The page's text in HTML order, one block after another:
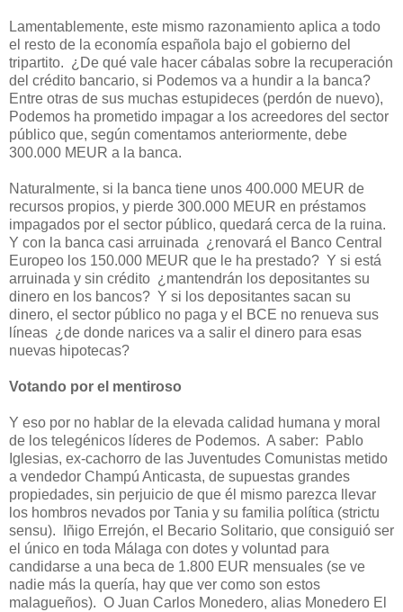
Lamentablemente, este mismo razonamiento aplica a todo
el resto de la economía española bajo el gobierno del
tripartito. ¿De qué vale hacer cábalas sobre la recuperación
del crédito bancario, si Podemos va a hundir a la banca?
Entre otras de sus muchas estupideces (perdón de nuevo),
Podemos ha prometido impagar a los acreedores del sector
público que, según comentamos anteriormente, debe
300.000 MEUR a la banca.
Naturalmente, si la banca tiene unos 400.000 MEUR de
recursos propios, y pierde 300.000 MEUR en préstamos
impagados por el sector público, quedará cerca de la ruina.
Y con la banca casi arruinada ¿renovará el Banco Central
Europeo los 150.000 MEUR que le ha prestado? Y si está
arruinada y sin crédito ¿mantendrán los depositantes su
dinero en los bancos? Y si los depositantes sacan su
dinero, el sector público no paga y el BCE no renueva sus
líneas ¿de donde narices va a salir el dinero para esas
nuevas hipotecas?
Votando por el mentiroso
Y eso por no hablar de la elevada calidad humana y moral
de los telegénicos líderes de Podemos. A saber: Pablo
Iglesias, ex-cachorro de las Juventudes Comunistas metido
a vendedor Champú Anticasta, de supuestas grandes
propiedades, sin perjuicio de que él mismo parezca llevar
los hombros nevados por Tania y su familia política (strictu
sensu). Iñigo Errejón, el Becario Solitario, que consiguió ser
el único en toda Málaga con dotes y voluntad para
candidarse a una beca de 1.800 EUR mensuales (se ve
nadie más la quería, hay que ver como son estos
malagueños). O Juan Carlos Monedero, alias Monedero El